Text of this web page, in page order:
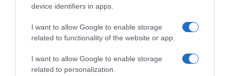
device identifiers in apps.
I want to allow Google to enable storage
related to functionality of the website or app.
I want to allow Google to enable storage
related to personalization.